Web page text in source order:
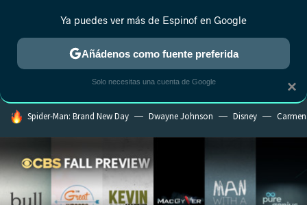
ESTRENOS REALITY ANIME RANKINGS CINE
HOY SE HABLA DE
Spider-Man: Brand New Day Dwayne Johnson Disney
×
Ya puedes ver más de Espinof en Google
Añádenos como fuente preferida
Solo necesitas una cuenta de Google